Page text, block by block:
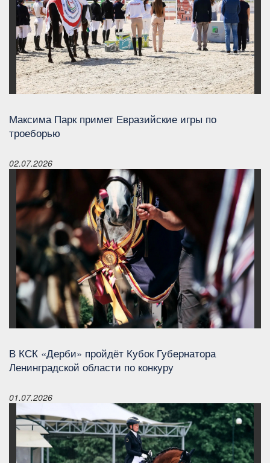
Максима Парк примет Евразийские игры по
троеборью
02.07.2026
В КСК «Дерби» пройдёт Кубок Губернатора
Ленинградской области по конкуру
01.07.2026